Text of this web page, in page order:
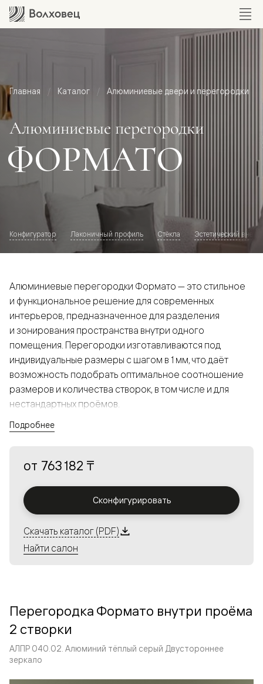
Главная Каталог Алюминиевые двери и перегородки
Алюминиевые перегородки
ФОРМАТО
Конфигуратор Лаконичный профиль Стёкла Эстетический
Алюминиевые перегородки Формато — это стильное
и функциональное решение для современных
интерьеров, предназначенное для разделения
и зонирования пространства внутри одного
помещения. Перегородки изготавливаются под
индивидуальные размеры с шагом в 1 мм, что даёт
возможность подобрать оптимальное соотношение
размеров и количества створок, в том числе и для
нестандартных проёмов.
а большой выбор вставок из стекла с различными
решения в интерьере и варьировать освещённость.
Алюминиевые перегородки имеют единый профиль
с алюминиевыми дверьми и легко сочетаются в одном
алюминиевых перегородок и дверей координируется
со стеновыми панелями Волховец.
Подробнее
от 763 182 ₸
Сконфигурировать
Скачать каталог (PDF)
Найти салон
Перегородка Формато внутри проёма
2 створки
АЛПР 040.02. Алюминий тёплый серый Двустороннее
зеркало